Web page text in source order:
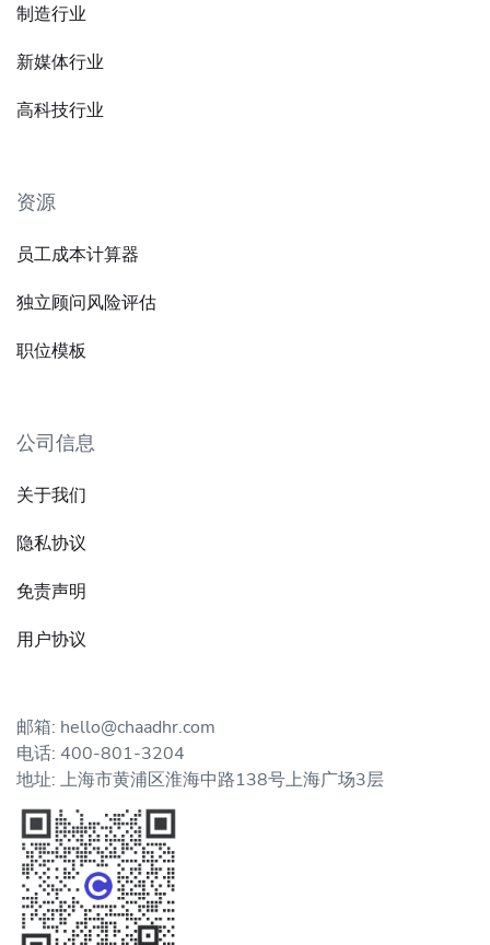
制造行业
新媒体行业
高科技行业
资源
员工成本计算器
独立顾问风险评估
职位模板
公司信息
关于我们
隐私协议
免责声明
用户协议
邮箱: hello@chaadhr.com
电话: 400-801-3204
地址: 上海市黄浦区淮海中路138号上海广场3层